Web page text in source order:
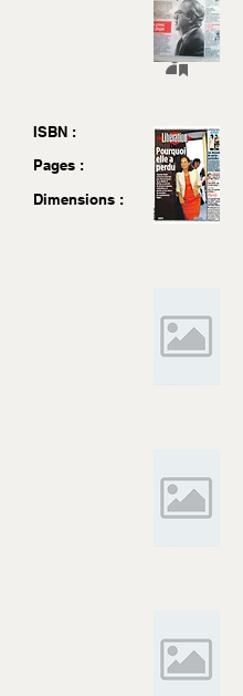
ISBN :
Pages :
Dimensions :